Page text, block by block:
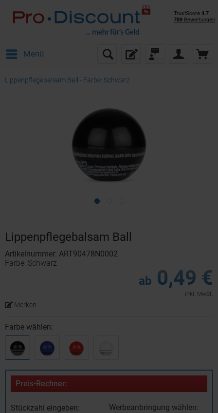
Menü
Lippenpflegebalsam Ball - Farbe: Schwarz
Lippenpflegebalsam Ball
Artikelnummer: ART90478N0002
Farbe: Schwarz
ab 0,49 €
inkl. MwSt.
Merken
Farbe wählen:
Preis-Rechner:
Stückzahl eingeben: Werbeanbringung wählen: